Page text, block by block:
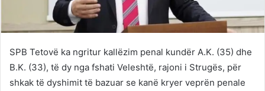
SPB Tetovë ka ngritur kallëzim penal kundër A.K. (35) dhe
B.K. (33), të dy nga fshati Veleshtë, rajoni i Strugës, për
shkak të dyshimit të bazuar se kanë kryer veprën penale